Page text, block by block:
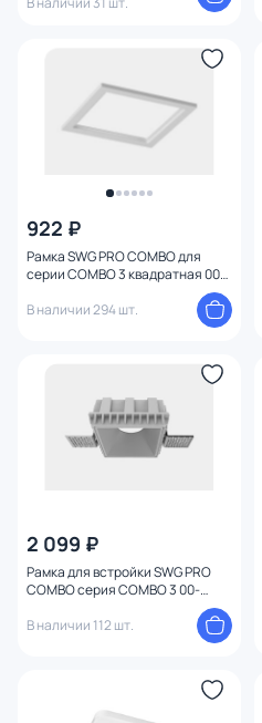
922 ₽
Рамка SWG PRO COMBO для
серии COMBO 3 квадратная 00-
В наличии 294 шт.
2 099 ₽
Рамка для встройки SWG PRO
COMBO серия COMBO 3 00-
В наличии 112 шт.